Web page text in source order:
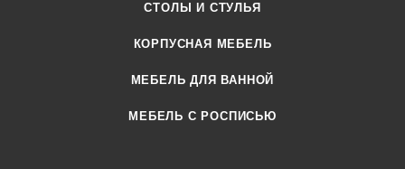
СТОЛЫ И СТУЛЬЯ
КОРПУСНАЯ МЕБЕЛЬ
МЕБЕЛЬ ДЛЯ ВАННОЙ
МЕБЕЛЬ С РОСПИСЬЮ